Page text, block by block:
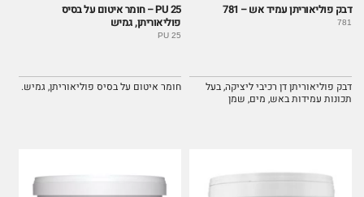
דבק פוליאוריתן עמיד אש – 781
781
דבק פוליאוריתן דן רכיבי ליציקה, בעל
תכונות עמידות באש, מים, שמן
PU 25 – חומר איטום על בסיס
פוליאוריתן, גמיש
PU 25
חומר איטום על בסיס פוליאוריתן, גמיש.